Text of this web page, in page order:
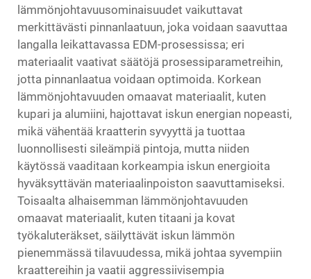
lämmönjohtavuusominaisuudet vaikuttavat
merkittävästi pinnanlaatuun, joka voidaan saavuttaa
langalla leikattavassa EDM-prosessissa; eri
materiaalit vaativat säätöjä prosessiparametreihin,
jotta pinnanlaatua voidaan optimoida. Korkean
lämmönjohtavuuden omaavat materiaalit, kuten
kupari ja alumiini, hajottavat iskun energian nopeasti,
mikä vähentää kraatterin syvyyttä ja tuottaa
luonnollisesti sileämpiä pintoja, mutta niiden
käytössä vaaditaan korkeampia iskun energioita
hyväksyttävän materiaalinpoiston saavuttamiseksi.
Toisaalta alhaisemman lämmönjohtavuuden
omaavat materiaalit, kuten titaani ja kovat
työkaluteräkset, säilyttävät iskun lämmön
pienemmässä tilavuudessa, mikä johtaa syvempiin
kraattereihin ja vaatii aggressiivisempia